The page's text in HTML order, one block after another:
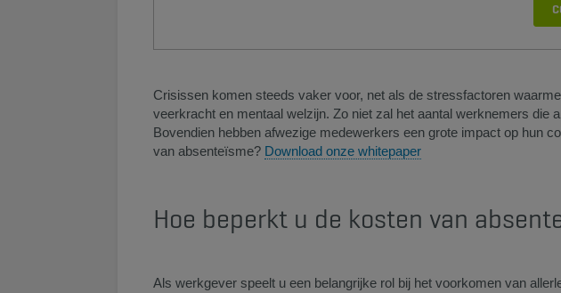
Crisissen komen steeds vaker voor, net als de stressfactoren
veerkracht en mentaal welzijn. Zo niet zal het aantal werknemers
Bovendien hebben afwezige medewerkers een grote impact op hun
van absenteïsme? Download onze whitepaper​
Hoe beperkt u de kosten van
Als werkgever speelt u een belangrijke rol bij het voorkomen van